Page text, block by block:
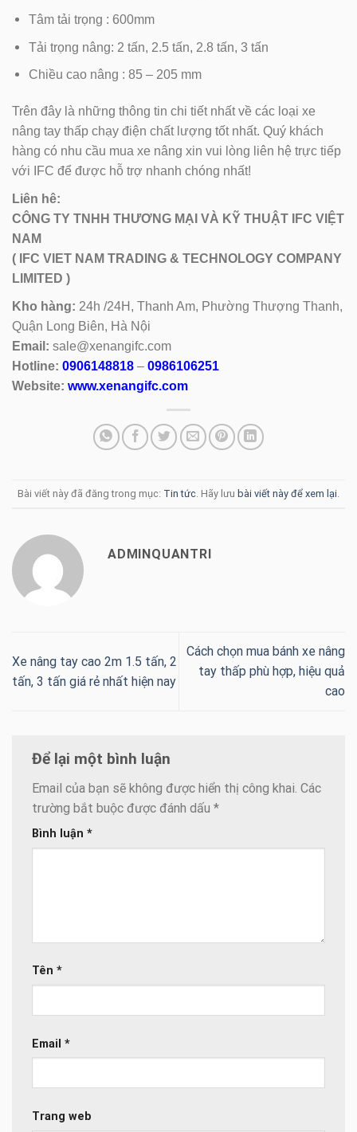
Tâm tải trọng : 600mm
Tải trọng nâng: 2 tấn, 2.5 tấn, 2.8 tấn, 3 tấn
Chiều cao nâng : 85 – 205 mm
Trên đây là những thông tin chi tiết nhất về các loại xe
nâng tay thấp chạy điện chất lượng tốt nhất. Quý khách
hàng có nhu cầu mua xe nâng xin vui lòng liên hệ trực tiếp
với IFC để được hỗ trợ nhanh chóng nhất!
Liên hê:
CÔNG TY TNHH THƯƠNG MẠI VÀ KỸ THUẬT IFC VIỆT
NAM
( IFC VIET NAM TRADING & TECHNOLOGY COMPANY
LIMITED )
Kho hàng: 24h /24H, Thanh Am, Phường Thượng Thanh,
Quận Long Biên, Hà Nội
Email: sale@xenangifc.com
Hotline: 0906148818 – 0986106251
Website: www.xenangifc.com
Bài viết này đã đăng trong mục: Tin tức . Hãy lưu bài viết này để xem lại
ADMINQUANTRI
Xe nâng tay cao 2m 1.5 tấn, 2
tấn, 3 tấn giá rẻ nhất hiện nay
Cách chọn mua bánh xe nâng
tay thấp phù hợp, hiệu quả
cao
Để lại một bình luận
Email của bạn sẽ không được hiển thị công khai. Các
trường bắt buộc được đánh dấu *
Bình luận *
Tên *
Email *
Trang web